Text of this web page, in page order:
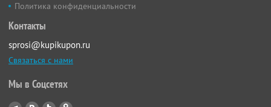
Политика конфиденциальности
Контакты
sprosi@kupikupon.ru
Связаться с нами
Мы в Соцсетях